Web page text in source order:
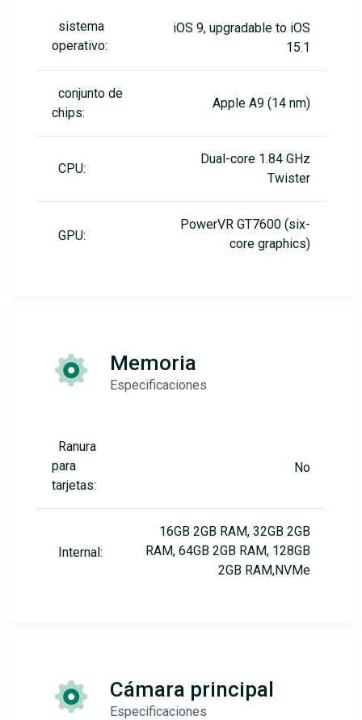
sistema
operativo:
iOS 9, upgradable to iOS
15.1
conjunto de
chips:
Apple A9 (14 nm)
CPU:
Dual-core 1.84 GHz
Twister
GPU:
PowerVR GT7600 (six-
core graphics)
Memoria
Especificaciones
Ranura
para
tarjetas:
No
Internal:
16GB 2GB RAM, 32GB 2GB
RAM, 64GB 2GB RAM, 128GB
2GB RAM,NVMe
Cámara principal
Especificaciones